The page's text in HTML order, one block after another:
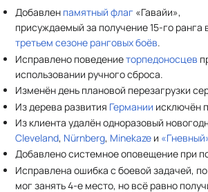
Добавлен памятный флаг «Гавайи»,
присуждаемый за получение 15-го ранга
третьем сезоне ранговых боёв.
Исправлено поведениеторпедоносцев
использовании ручного сброса.
Изменён день плановой перезагрузки
Из дерева развития Германии исключён
Из клиента удалён одноразовый
Cleveland, Nürnberg, Minekaze и
Добавлено системное оповещение при
Исправлена ошибка с боевой задачей,
мог занять 4-е место, но всё равно